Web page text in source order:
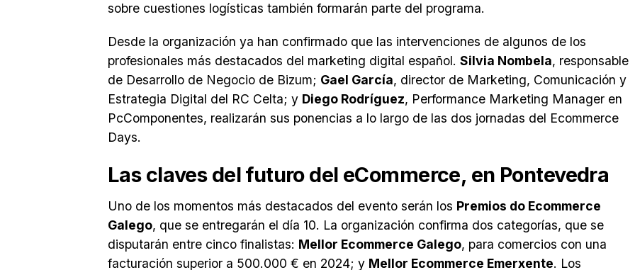
sobre cuestiones logísticas también formarán parte del programa.
Desde la organización ya han confirmado que las intervenciones de algunos de los
profesionales más destacados del marketing digital español. Silvia Nombela, responsable
de Desarrollo de Negocio de Bizum; Gael García, director de Marketing, Comunicación y
Estrategia Digital del RC Celta; y Diego Rodríguez, Performance Marketing Manager en
PcComponentes, realizarán sus ponencias a lo largo de las dos jornadas del Ecommerce
Days.
Las claves del futuro del eCommerce, en Pontevedra
Uno de los momentos más destacados del evento serán los Premios do Ecommerce
Galego, que se entregarán el día 10. La organización confirma dos categorías, que se
disputarán entre cinco finalistas: Mellor Ecommerce Galego, para comercios con una
facturación superior a 500.000 € en 2024; y Mellor Ecommerce Emerxente. Los